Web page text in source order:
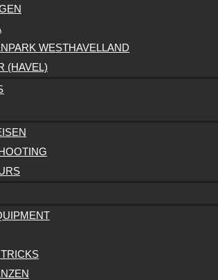
WESTHAVELLAND
(HAVEL)